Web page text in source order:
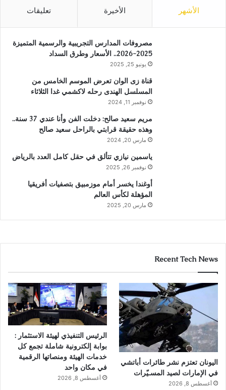
الأشهر الأخيرة تعليقات
مصروفات المدارس التجريبية والرسمية المتميزة
2025-2026.. الأسعار وطرق السداد
يونيو 25, 2025
قناة زى الوان تعرض الموسم الخامس من
المسلسل الهندى رحله لاكشمي غدا الثلاثاء
نوفمبر 11, 2024
مريم سعيد صالح: دخلت الفن وأنا عندي 37 سنة..
وهذه حقيقة قرابتي بالراحل سعيد صالح
مارس 20, 2024
ياسمين نيازي تتألق في حقل كامل العدد بالرياض
نوفمبر 26, 2025
أوغندا يخسر أمام موزمبيق بتصفيات أفريقيا
المؤهلة لكأس العالم
مارس 20, 2025
Recent Tech News
اليونان تعتزم نشر طائرات أباتشي
في الإمارات لصيد المسـيّرات
أغسطس 8, 2026
الرئيس التنفيذي لهيئة الاستثمار :
بوابة إلكترونية شاملة تجمع كل
خدمات الهيئة ومنصاتها الرقمية
في مكان واحد
أغسطس 8, 2026